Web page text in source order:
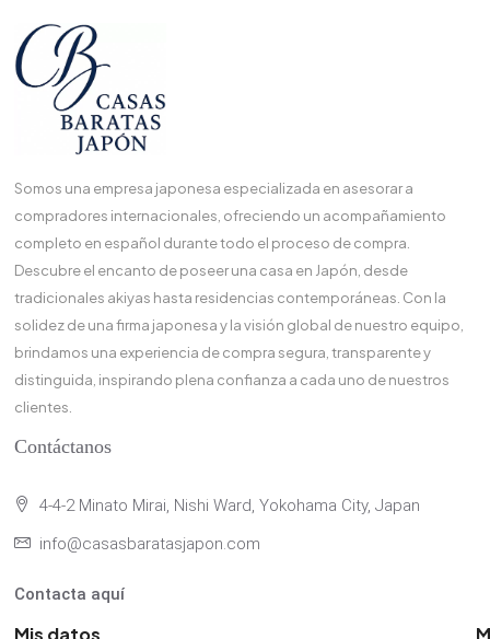
Somos una empresa japonesa especializada en asesorar a
compradores internacionales, ofreciendo un acompañamiento
completo en español durante todo el proceso de compra.
Descubre el encanto de poseer una casa en Japón, desde
tradicionales akiyas hasta residencias contemporáneas. Con la
solidez de una firma japonesa y la visión global de nuestro equipo,
brindamos una experiencia de compra segura, transparente y
distinguida, inspirando plena confianza a cada uno de nuestros
clientes.
Contáctanos
4-4-2 Minato Mirai, Nishi Ward, Yokohama City, Japan
info@casasbaratasjapon.com
Contacta aquí